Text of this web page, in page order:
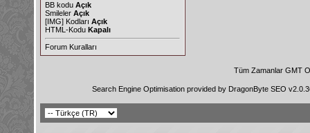
BB kodu Açık
Smileler Açık
[IMG] Kodları Açık
HTML-Kodu Kapalı
Forum Kuralları
Tüm Zamanlar GMT
Search Engine Optimisation provided by DragonByte SEO